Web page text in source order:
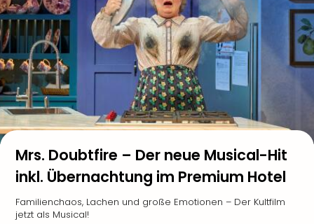
Mrs. Doubtfire – Der neue Musical-Hit
inkl. Übernachtung im Premium Hotel
Familienchaos, Lachen und große Emotionen – Der Kultfilm
jetzt als Musical!